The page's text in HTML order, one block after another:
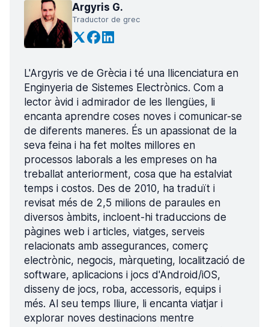
Argyris G.
Traductor de grec
L'Argyris ve de Grècia i té una llicenciatura en
Enginyeria de Sistemes Electrònics. Com a
lector àvid i admirador de les llengües, li
encanta aprendre coses noves i comunicar-se
de diferents maneres. És un apassionat de la
seva feina i ha fet moltes millores en
processos laborals a les empreses on ha
treballat anteriorment, cosa que ha estalviat
temps i costos. Des de 2010, ha traduït i
revisat més de 2,5 milions de paraules en
diversos àmbits, incloent-hi traduccions de
pàgines web i articles, viatges, serveis
relacionats amb assegurances, comerç
electrònic, negocis, màrqueting, localització de
software, aplicacions i jocs d'Android/iOS,
disseny de jocs, roba, accessoris, equips i
més. Al seu temps lliure, li encanta viatjar i
explorar noves destinacions mentre